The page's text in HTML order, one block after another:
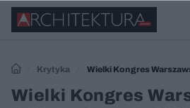
Krytyka
Wielki Kongres
z cyklu „Bomba w toalecie”
Wielki Kongres